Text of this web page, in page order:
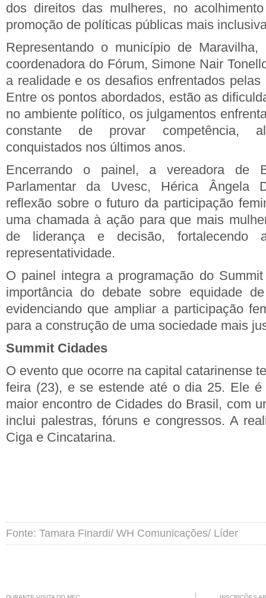
dos direitos das mulheres, no
promoção de políticas públicas mais
Representando o município de
coordenadora do Fórum, Simone Nair
a realidade e os desafios enfrentados
Entre os pontos abordados, estão as
no ambiente político, os julgamentos
constante de provar competência,
conquistados nos últimos anos.
Encerrando o painel, a vereadora de
Parlamentar da Uvesc, Hérica Ângela
reflexão sobre o futuro da participação
uma chamada à ação para que mais
de liderança e decisão, fortalecendo
representatividade.
O painel integra a programação do
importância do debate sobre equidade
evidenciando que ampliar a participação
para a construção de uma sociedade mais
Summit Cidades
O evento que ocorre na capital catarinense
feira (23), e se estende até o dia 25. Ele é
maior encontro de Cidades do Brasil, com
inclui palestras, fóruns e congressos. A
Ciga e Cincatarina.
Fonte: Tamara Finardi/ WH Comunicações/ Líder